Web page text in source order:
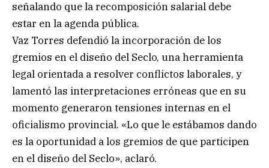
señalando que la recomposición salarial debe
estar en la agenda pública.
Vaz Torres defendió la incorporación de los
gremios en el diseño del Seclo, una herramienta
legal orientada a resolver conflictos laborales, y
lamentó las interpretaciones erróneas que en su
momento generaron tensiones internas en el
oficialismo provincial. «Lo que le estábamos dando
es la oportunidad a los gremios de que participen
en el diseño del Seclo», aclaró.